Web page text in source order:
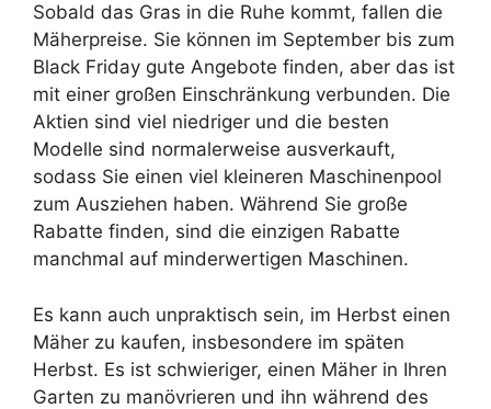
Sobald das Gras in die Ruhe kommt, fallen die
Mäherpreise. Sie können im September bis zum
Black Friday gute Angebote finden, aber das ist
mit einer großen Einschränkung verbunden. Die
Aktien sind viel niedriger und die besten
Modelle sind normalerweise ausverkauft,
sodass Sie einen viel kleineren Maschinenpool
zum Ausziehen haben. Während Sie große
Rabatte finden, sind die einzigen Rabatte
manchmal auf minderwertigen Maschinen.
Es kann auch unpraktisch sein, im Herbst einen
Mäher zu kaufen, insbesondere im späten
Herbst. Es ist schwieriger, einen Mäher in Ihren
Garten zu manövrieren und ihn während des